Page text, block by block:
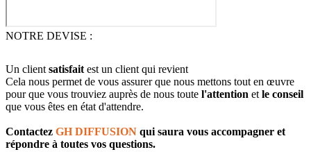
NOTRE DEVISE :
Un client satisfait est un client qui revient
Cela nous permet de vous assurer que nous mettons tout en œuvre
pour que vous trouviez auprès de nous toute l'attention et le conseil
que vous êtes en état d'attendre.
Contactez GH DIFFUSION qui saura vous accompagner et
répondre à toutes vos questions.